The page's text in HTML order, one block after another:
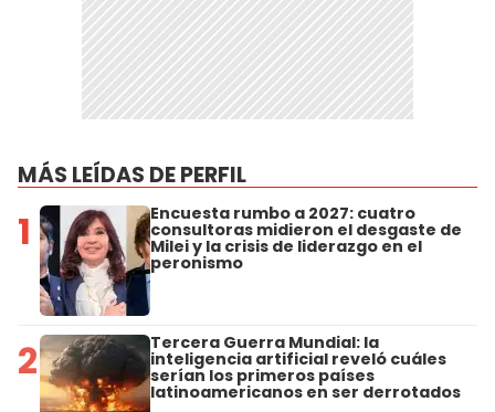
MÁS LEÍDAS DE PERFIL
1 Encuesta rumbo a 2027: cuatro
consultoras midieron el desgaste de
Milei y la crisis de liderazgo en el
peronismo
2 Tercera Guerra Mundial: la
inteligencia artificial reveló cuáles
serían los primeros países
latinoamericanos en ser derrotados